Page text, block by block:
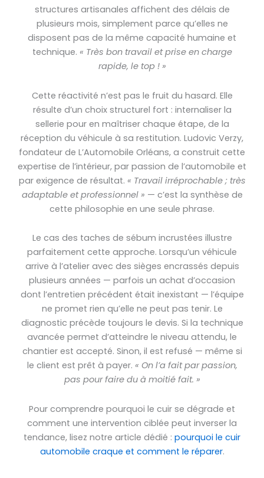
structures artisanales affichent des délais de
plusieurs mois, simplement parce qu’elles ne
disposent pas de la même capacité humaine et
technique. « Très bon travail et prise en charge
rapide, le top ! »
Cette réactivité n’est pas le fruit du hasard. Elle
résulte d’un choix structurel fort : internaliser la
sellerie pour en maîtriser chaque étape, de la
réception du véhicule à sa restitution. Ludovic Verzy,
fondateur de L’Automobile Orléans, a construit cette
expertise de l’intérieur, par passion de l’automobile et
par exigence de résultat. « Travail irréprochable ; très
adaptable et professionnel » — c’est la synthèse de
cette philosophie en une seule phrase.
Le cas des taches de sébum incrustées illustre
parfaitement cette approche. Lorsqu’un véhicule
arrive à l’atelier avec des sièges encrassés depuis
plusieurs années — parfois un achat d’occasion
dont l’entretien précédent était inexistant — l’équipe
ne promet rien qu’elle ne peut pas tenir. Le
diagnostic précède toujours le devis. Si la technique
avancée permet d’atteindre le niveau attendu, le
chantier est accepté. Sinon, il est refusé — même si
le client est prêt à payer. « On l’a fait par passion,
pas pour faire du à moitié fait. »
Pour comprendre pourquoi le cuir se dégrade et
comment une intervention ciblée peut inverser la
tendance, lisez notre article dédié : pourquoi le cuir
automobile craque et comment le réparer.